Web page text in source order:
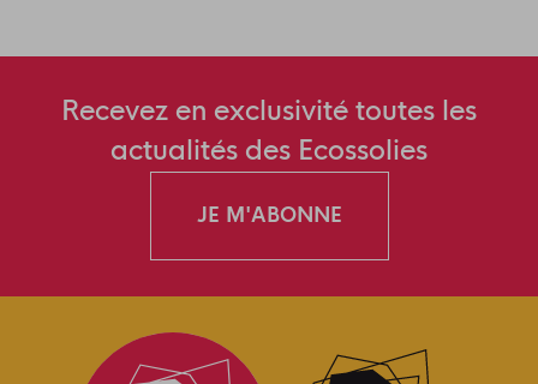
Recevez en exclusivité toutes les
actualités des Ecossolies
JE M'ABONNE